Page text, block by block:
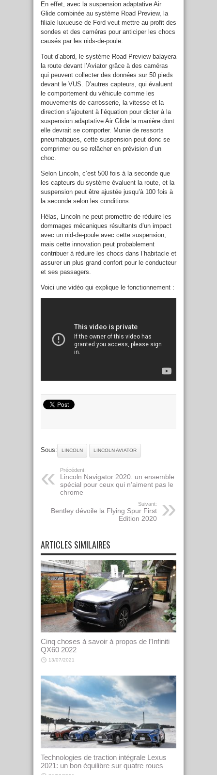
En effet, avec la suspension adaptative Air
Glide combinée au système Road Preview, la
filiale luxueuse de Ford veut mettre au profit des
sondes et des caméras pour anticiper les chocs
causés par les nids-de-poule.
Tout d’abord, le système Road Preview balayera
la route devant l’Aviator grâce à des caméras
qui peuvent collecter des données sur 50 pieds
devant le VUS. D’autres capteurs, qui évaluent
le comportement du véhicule comme les
mouvements de carrosserie, la vitesse et la
direction s’ajoutent à l’équation pour dicter à la
suspension adaptative Air Glide la manière dont
elle devrait se comporter. Munie de ressorts
pneumatiques, cette suspension peut donc se
comprimer ou se relâcher en prévision d’un
choc.
Selon Lincoln, c’est 500 fois à la seconde que
les capteurs du système évaluent la route, et la
suspension peut être ajustée jusqu’à 100 fois à
la seconde selon les conditions.
Hélas, Lincoln ne peut promettre de réduire les
dommages mécaniques résultants d’un impact
avec un nid-de-poule avec cette suspension,
mais cette innovation peut probablement
contribuer à réduire les chocs dans l’habitacle et
assurer un plus grand confort pour le conducteur
et ses passagers.
Voici une vidéo qui explique le fonctionnement :
Sous: LINCOLN LINCOLN AVIATOR
Précédent:
Lincoln Navigator 2020: un ensemble
spécial pour ceux qui n’aiment pas le
chrome
Suivant:
Bentley dévoile la Flying Spur First
Edition 2020
ARTICLES SIMILAIRES
Cinq choses à savoir à propos de l’Infiniti
QX60 2022
13/07/2021
Technologies de traction intégrale Lexus
2021: un bon équilibre sur quatre roues